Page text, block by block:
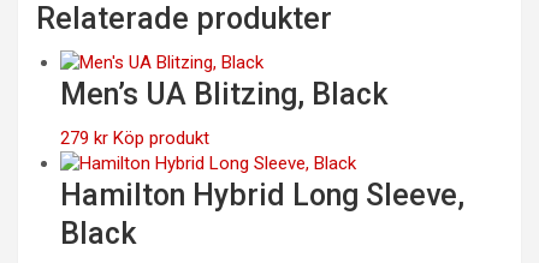
Relaterade produkter
Men’s UA Blitzing, Black
279 kr Köp produkt
Hamilton Hybrid Long Sleeve,
Black